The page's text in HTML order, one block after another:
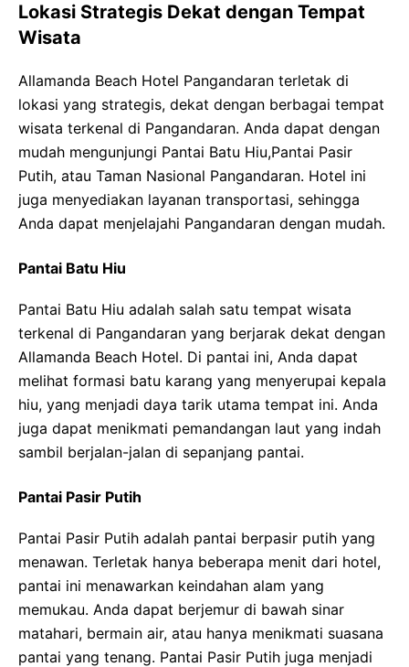
Lokasi Strategis Dekat dengan Tempat
Wisata
Allamanda Beach Hotel Pangandaran terletak di
lokasi yang strategis, dekat dengan berbagai tempat
wisata terkenal di Pangandaran. Anda dapat dengan
mudah mengunjungi Pantai Batu Hiu,Pantai Pasir
Putih, atau Taman Nasional Pangandaran. Hotel ini
juga menyediakan layanan transportasi, sehingga
Anda dapat menjelajahi Pangandaran dengan mudah.
Pantai Batu Hiu
Pantai Batu Hiu adalah salah satu tempat wisata
terkenal di Pangandaran yang berjarak dekat dengan
Allamanda Beach Hotel. Di pantai ini, Anda dapat
melihat formasi batu karang yang menyerupai kepala
hiu, yang menjadi daya tarik utama tempat ini. Anda
juga dapat menikmati pemandangan laut yang indah
sambil berjalan-jalan di sepanjang pantai.
Pantai Pasir Putih
Pantai Pasir Putih adalah pantai berpasir putih yang
menawan. Terletak hanya beberapa menit dari hotel,
pantai ini menawarkan keindahan alam yang
memukau. Anda dapat berjemur di bawah sinar
matahari, bermain air, atau hanya menikmati suasana
pantai yang tenang. Pantai Pasir Putih juga menjadi